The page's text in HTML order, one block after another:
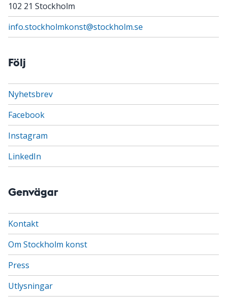
102 21 Stockholm
info.stockholmkonst@stockholm.se
Följ
Nyhetsbrev
Facebook
Instagram
LinkedIn
Genvägar
Kontakt
Om Stockholm konst
Press
Utlysningar